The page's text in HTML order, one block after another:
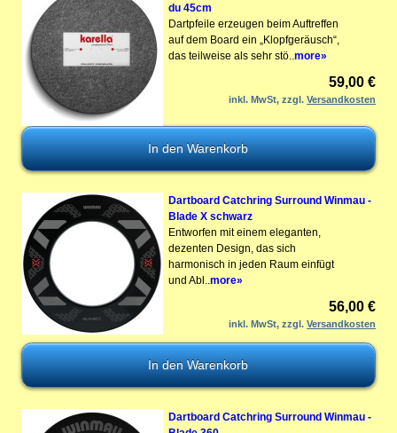
du 45cm
Dartpfeile erzeugen beim Auftreffen
auf dem Board ein „Klopfgeräusch“,
das teilweise als sehr stö.. more»
59,00 €
inkl. MwSt, zzgl.Versandkosten
Dartboard Catchring Surround Winmau -
Blade X schwarz
Entworfen mit einem eleganten,
dezenten Design, das sich
harmonisch in jeden Raum einfügt
und Abl..more»
56,00 €
inkl. MwSt, zzgl.Versandkosten
Dartboard Catchring Surround Winmau -